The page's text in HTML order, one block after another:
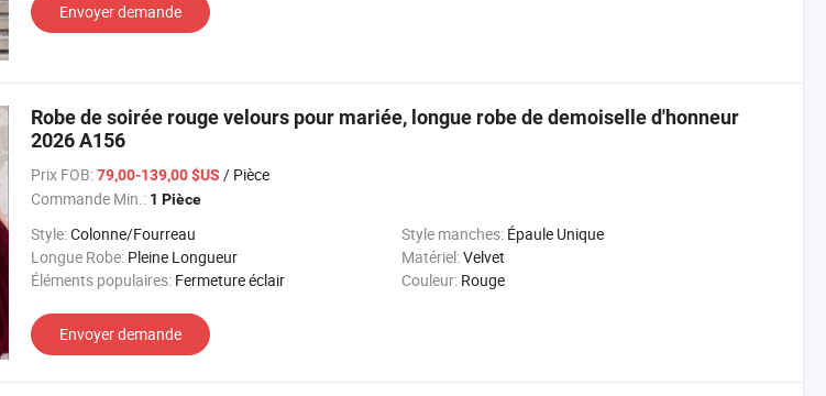
Envoyer demande
Robe de soirée rouge velours pour mariée, longue robe de demoiselle d'honneur
2026 A156
Prix FOB:79,00-139,00 $US / Pièce
Commande Min.: 1 Pièce
Style:Colonne/Fourreau Style manches: Épaule Unique
Longue Robe: Pleine Longueur Matériel:Velvet
Éléments populaires: Fermeture éclair Couleur: Rouge
Envoyer demande